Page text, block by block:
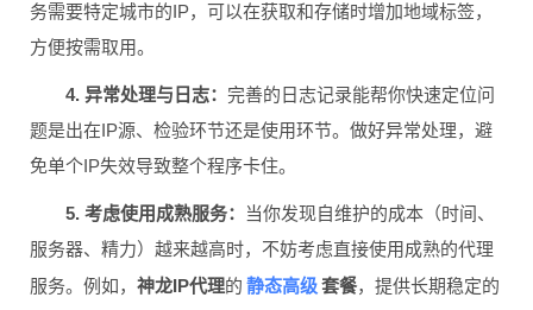
务需要特定城市的IP，可以在获取和存储时增加地域标签，
方便按需取用。
4. 异常处理与日志： 完善的日志记录能帮你快速定位问
题是出在IP源、检验环节还是使用环节。做好异常处理，避
免单个IP失效导致整个程序卡住。
5. 考虑使用成熟服务：
当你发现自维护的成本（时间、
服务器、精力）越来越高时，不妨考虑直接使用成熟的代理
服务。例如， 神龙IP代理的 静态高级套餐，提供长期稳定的